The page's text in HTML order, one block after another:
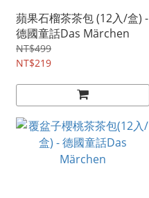
蘋果石榴茶茶包 (12入/盒) -
德國童話Das Märchen
NT$499
NT$219